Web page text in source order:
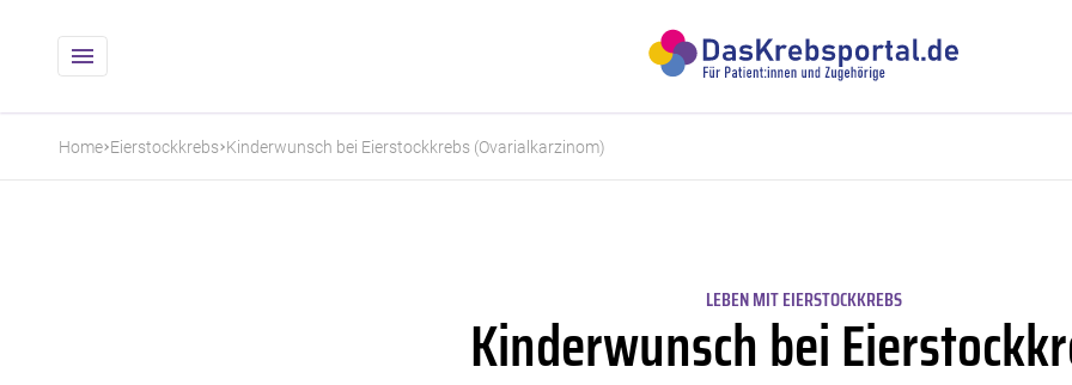
Home Eierstockkrebs Kinderwunsch bei Eierstockkrebs (Ovarialkarzinom)
LEBEN MIT EIERSTOCKKREBS
Kinderwunsch bei